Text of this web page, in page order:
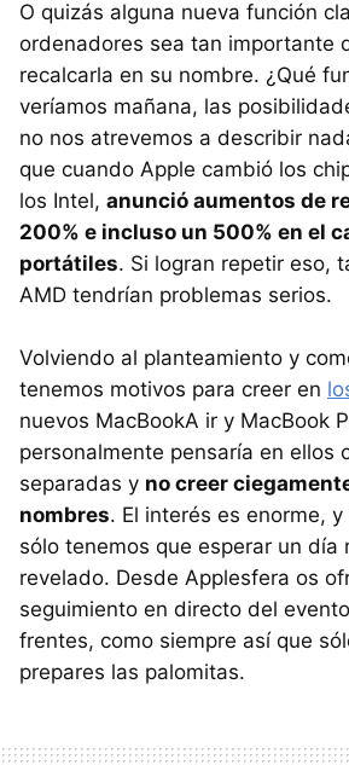
O quizás alguna nueva función
ordenadores sea tan importante
recalcarla en su nombre. ¿Qué
veríamos mañana, las
no nos atrevemos a describir
que cuando Apple cambió los
los Intel, anunció aumentos de
200% e incluso un 500% en el
portátiles. Si logran repetir eso,
AMD tendrían problemas serios.
Volviendo al planteamiento y
tenemos motivos para creer en
nuevos MacBookA ir y MacBook
personalmente pensaría en ellos
separadas y no creer
nombres. El interés es enorme,
sólo tenemos que esperar un día
revelado. Desde Applesfera os
seguimiento en directo del
frentes, como siempre así que
prepares las palomitas.